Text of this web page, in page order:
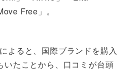
Free」。
よると、国際ブランドを購入
いたことから、口コミが台頭